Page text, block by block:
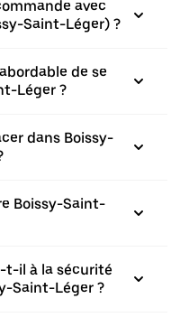
avec
Saint-Léger) ?
de se
Léger ?
dans Boissy-
Boissy-Saint-
t-il à la sécurité
Saint-Léger ?